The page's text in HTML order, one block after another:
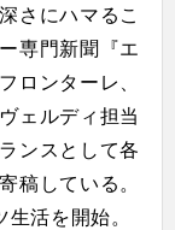
さにハマるこ
専門新聞『エ
ロンターレ、
ェルディ担当
ンスとして各
稿している。
活を開始。